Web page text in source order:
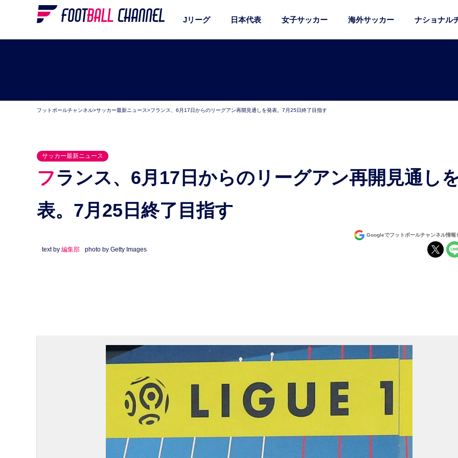
Jリーグ 日本代表 女子サッカー 海外サッカー ナショナル
フットボールチャンネル>サッカー最新ニュース>フランス、6月17日からのリーグアン再開見通しを発表。7月25日終了目指す
サッカー最新ニュース
フランス、6月17日からのリーグアン再開見通しを発
表。7月25日終了目指す
Googleでフットボールチャンネル情報
text by 編集部 photo by Getty Images